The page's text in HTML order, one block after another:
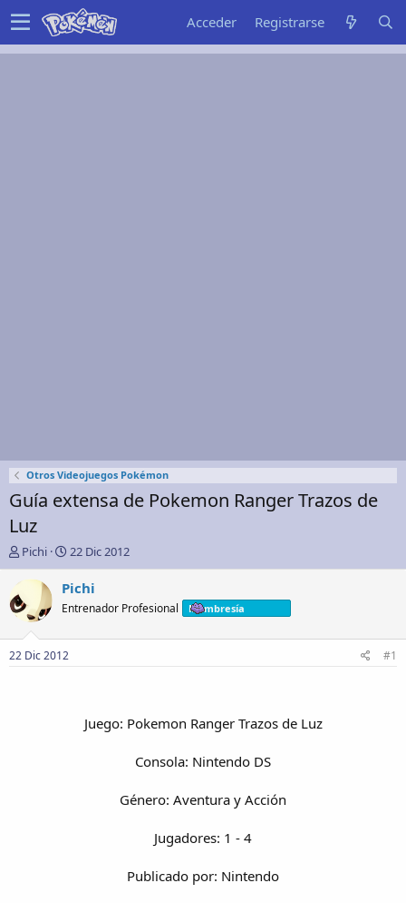
Acceder Registrarse
Otros Videojuegos Pokémon
Guía extensa de Pokemon Ranger Trazos de
Luz
A
u
t
o
r
Pichi
F
e
c
a
22 Dic 2012
Pichi
Entrenador Profesional Membresía
22 Dic 2012 #1
Juego: Pokemon Ranger Trazos de Luz
Consola: Nintendo DS
Género: Aventura y Acción
Jugadores: 1 - 4
Publicado por: Nintendo